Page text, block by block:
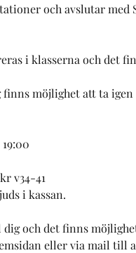
och avslutar
i klasserna och det
finns möjlighet att ta
v34-41
i kassan.
och det finns
eller via mail till